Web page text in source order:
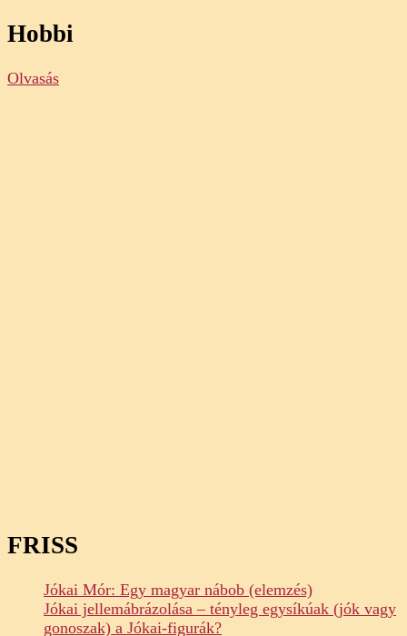
Hobbi
Olvasás
FRISS
Jókai Mór: Egy magyar nábob (elemzés)
Jókai jellemábrázolása – tényleg egysíkúak (jók vagy
gonoszak) a Jókai-figurák?